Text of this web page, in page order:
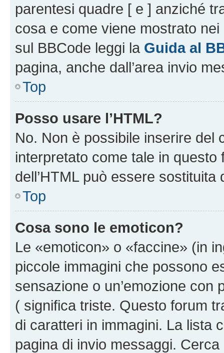
parentesi quadre [ e ] anziché
cosa e come viene mostrato
sul BBCode leggi la Guida al
pagina, anche dall’area invio
Top
Posso usare l’HTML?
No. Non è possibile inserire del
interpretato come tale in
dell’HTML può essere sostituita
Top
Cosa sono le emoticon?
Le «emoticon» o «faccine» (in
piccole immagini che possono
sensazione o un’emozione
( significa triste. Questo forum
di caratteri in immagini. La lista
pagina di invio messaggi.